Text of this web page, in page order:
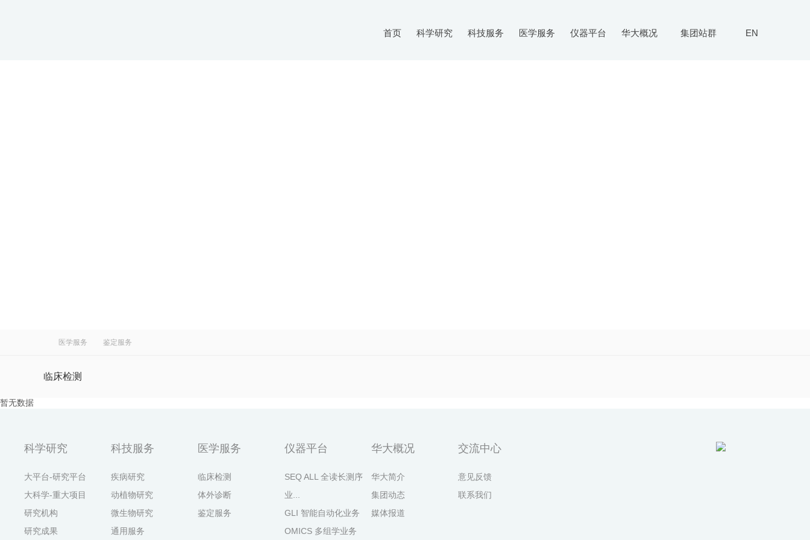
集团站群 EN
首页 科学研究 科技服务 医学服务 仪器平台 华大概况
医学服务 鉴定服务
临床检测
暂无数据
科学研究
大平台-研究平台
大科学-重大项目
研究机构
研究成果
科技服务
疾病研究
动植物研究
微生物研究
通用服务
医学服务
临床检测
体外诊断
鉴定服务
仪器平台
SEQ ALL 全读长测序
业...
GLI 智能自动化业务
OMICS 多组学业务
华大概况
华大简介
集团动态
媒体报道
交流中心
意见反馈
联系我们